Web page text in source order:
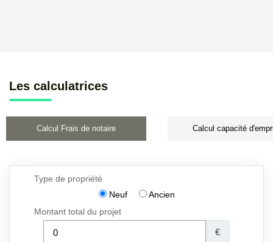
Les calculatrices
Calcul Frais de notaire Calcul capacité